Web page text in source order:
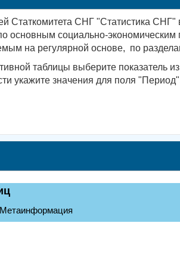
Статкомитета СНГ "Статистика СНГ"
основным социально-экономическим
на регулярной основе, по
таблицы выберите показатель
укажите значения для поля